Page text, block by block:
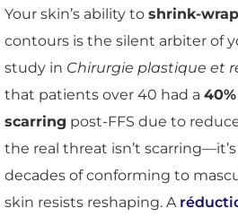
Your skin’s ability to shrink-wrap
contours is the silent arbiter of
study in Chirurgie plastique et
that patients over 40 had a
scarring post-FFS due to
the real threat isn’t scarring—it’s
decades of conforming to
skin resists reshaping. A